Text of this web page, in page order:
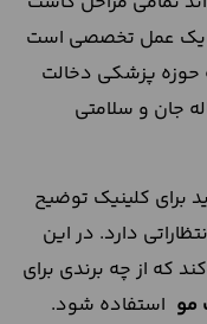
یک عمل تخصصی است
حوزه پزشکی دخالت
جان و سلامتی
برای کلینیک توضیح
دارد. در این
که از چه برندی برای
مو استفاده شود.